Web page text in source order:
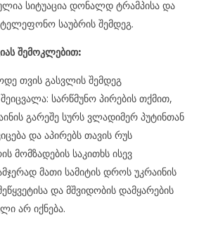
სიტუაცია დონალდ ტრამპისა და
საუბრის შემდეგ.
შემოკლებით:
თვის გასვლის შემდეგ
სარწმუნო პირების თქმით,
გარეშე სურს ვლადიმერ პუტინთან
და აპირებს თავის რუს
მომზადების საკითხს ისევ
მათი სამიტის დროს უკრაინის
და მშვიდობის დამყარების
არ იქნება.